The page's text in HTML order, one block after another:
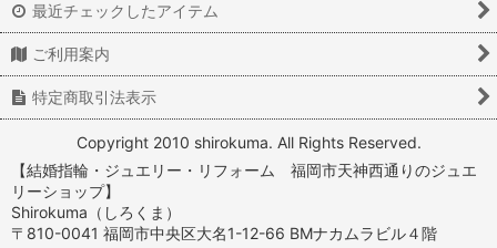
最近チェックしたアイテム
ご利用案内
特定商取引法表示
Copyright 2010 shirokuma. All Rights Reserved.
【結婚指輪・ジュエリー・リフォーム 福岡市天神西通りのジュエ
リーショップ】
Shirokuma（しろくま）
〒810-0041 福岡市中央区大名1-12-66 BMナカムラビル４階